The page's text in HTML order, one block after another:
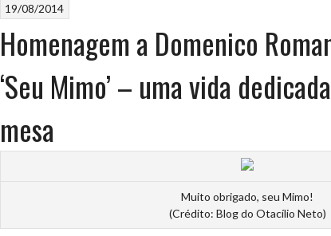
19/08/2014
Homenagem a Domenico
‘Seu Mimo’ – uma vida
mesa
Muito obrigado, seu Mimo!
(Crédito: Blog do Otacílio Neto)